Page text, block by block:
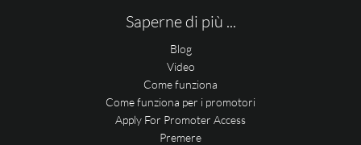
Saperne di più ...
Blog
Video
Come funziona
Come funziona per i promotori
Apply For Promoter Access
Premere